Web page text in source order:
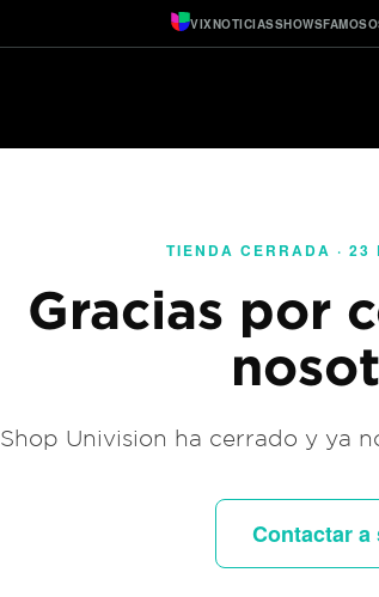
VIXNOTICIASSHOWS
TIENDA CERRADA ·
Gracias por
Shop Univision ha cerrado y ya
Contactar